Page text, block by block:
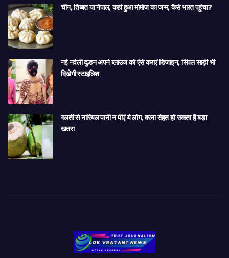
चीन, तिब्बत या नेपाल, कहां हुआ मोमोज का जन्म, कैसे भारत पहुंचा?
नई नवेली दुल्हन अपने ब्लाउज को ऐसे कराएं डिजाइन, सिंपल साड़ी भी
दिखेगी स्टाइलिश
गलती से नारियल पानी न पीएं ये लोग, वरना सेहत हो सकता है बड़ा
खतरा